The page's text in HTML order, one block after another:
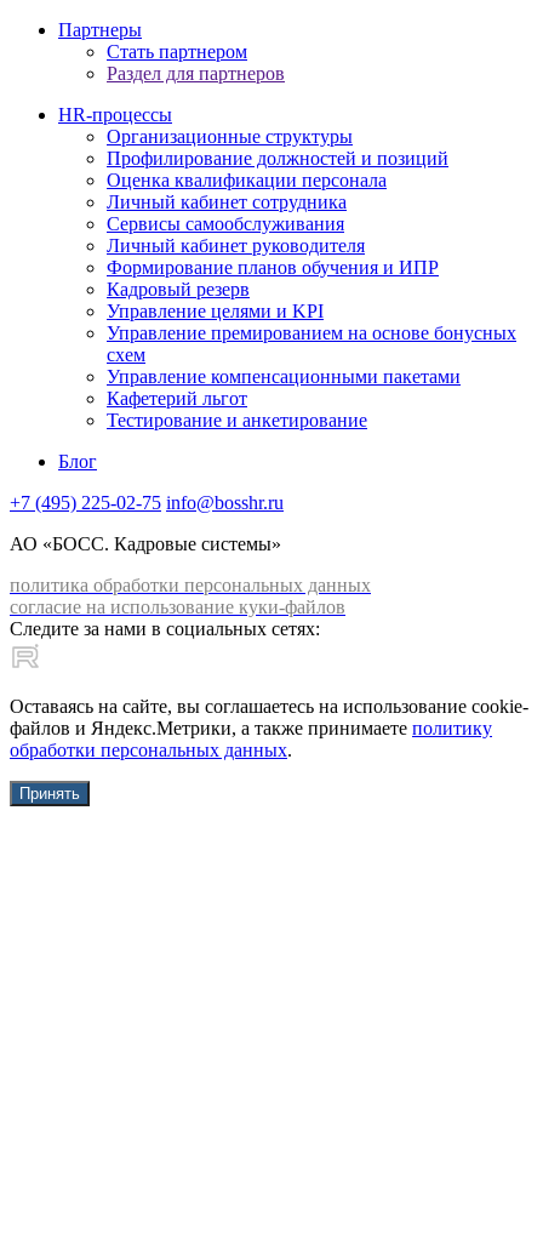
Партнеры
Стать партнером
Раздел для партнеров
HR-процессы
Организационные структуры
Профилирование должностей и позиций
Оценка квалификации персонала
Личный кабинет сотрудника
Сервисы самообслуживания
Личный кабинет руководителя
Формирование планов обучения и ИПР
Кадровый резерв
Управление целями и KPI
Управление премированием на основе бонусных
схем
Управление компенсационными пакетами
Кафетерий льгот
Тестирование и анкетирование
Блог
+7 (495) 225-02-75 info@bosshr.ru
АО «БОСС. Кадровые системы»
политика обработки персональных данных
согласие на использование куки-файлов
Следите за нами в социальных сетях:
Оставаясь на сайте, вы соглашаетесь на использование cookie-
файлов и Яндекс.Метрики, а также принимаете политику
обработки персональных данных.
Принять